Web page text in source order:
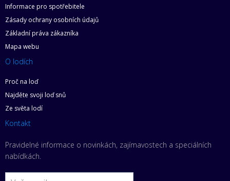
Informace pro spotřebitele
Zásady ochrany osobních údajů
Základní práva zákazníka
Mapa webu
O lodích
Proč na loď
Najděte svoji loď snů
Ze světa lodí
Kontakt
Pravidelné informace o novinkách, zajímavostech a speciálních
nabídkách.